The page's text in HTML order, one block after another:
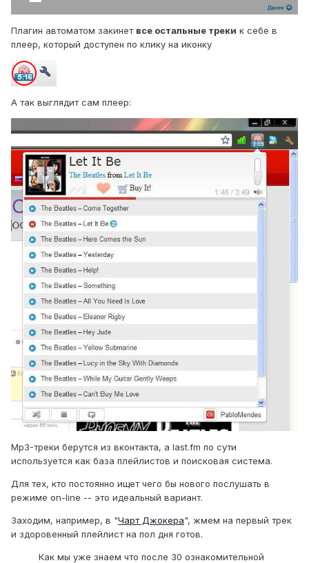
Плагин автоматом закинет все остальные треки к себе в
плеер, который доступен по клику на иконку
А так выглядит сам плеер:
Mp3-треки берутся из вконтакта, а last.fm по сути
используется как база плейлистов и поисковая система.
Для тех, кто постоянно ищет чего бы нового послушать в
режиме on-line -- это идеальный вариант.
Заходим, например, в "Чарт Джокера", жмем на первый трек
и здоровенный плейлист на пол дня готов.
Как мы уже знаем что после 30 ознакомительной